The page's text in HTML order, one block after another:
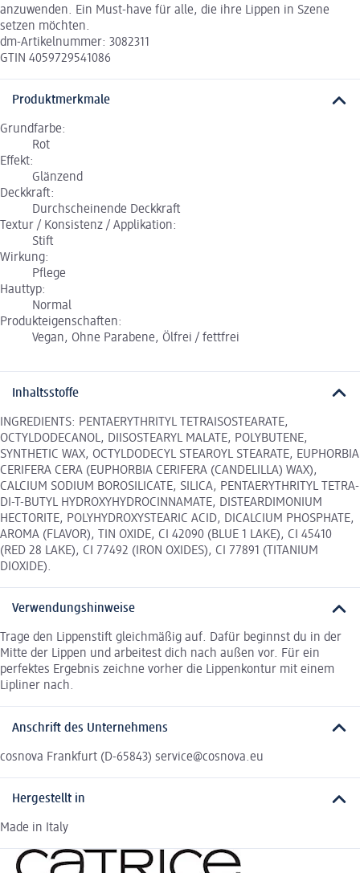
anzuwenden. Ein Must-have für alle, die ihre Lippen in Szene
setzen möchten.
dm-Artikelnummer: 3082311
GTIN 4059729541086
Produktmerkmale
Grundfarbe:
Rot
Effekt:
Glänzend
Deckkraft:
Durchscheinende Deckkraft
Textur / Konsistenz / Applikation:
Stift
Wirkung:
Pflege
Hauttyp:
Normal
Produkteigenschaften:
Vegan, Ohne Parabene, Ölfrei / fettfrei
Inhaltsstoffe
INGREDIENTS: PENTAERYTHRITYL TETRAISOSTEARATE,
OCTYLDODECANOL, DIISOSTEARYL MALATE, POLYBUTENE,
SYNTHETIC WAX, OCTYLDODECYL STEAROYL STEARATE, EUPHORBIA
CERIFERA CERA (EUPHORBIA CERIFERA (CANDELILLA) WAX),
CALCIUM SODIUM BOROSILICATE, SILICA, PENTAERYTHRITYL TETRA-
DI-T-BUTYL HYDROXYHYDROCINNAMATE, DISTEARDIMONIUM
HECTORITE, POLYHYDROXYSTEARIC ACID, DICALCIUM PHOSPHATE,
AROMA (FLAVOR), TIN OXIDE, CI 42090 (BLUE 1 LAKE), CI 45410
(RED 28 LAKE), CI 77492 (IRON OXIDES), CI 77891 (TITANIUM
DIOXIDE).
Verwendungshinweise
Trage den Lippenstift gleichmäßig auf. Dafür beginnst du in der
Mitte der Lippen und arbeitest dich nach außen vor. Für ein
perfektes Ergebnis zeichne vorher die Lippenkontur mit einem
Lipliner nach.
Anschrift des Unternehmens
cosnova Frankfurt (D-65843) service@cosnova.eu
Hergestellt in
Made in Italy